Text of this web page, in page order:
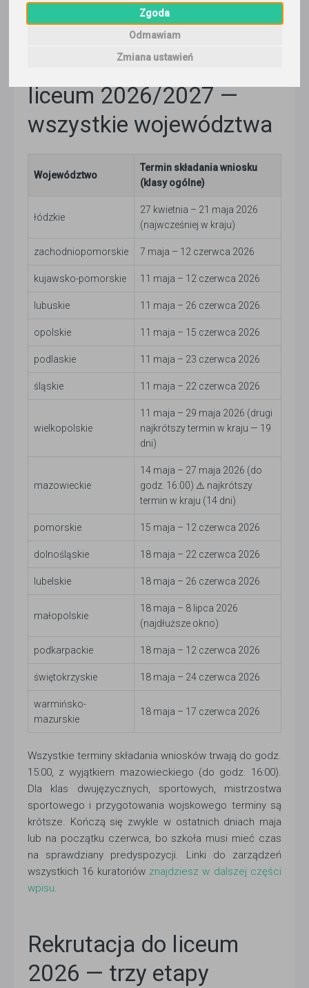
Zgoda
Odmawiam
Zmiana ustawień
tabela ze wszystkimi 16 datami.
Terminy rekrutacji do
liceum 2026/2027 —
wszystkie województwa
Województwo
Termin składania wniosku
(klasy ogólne)
łódzkie
27 kwietnia – 21 maja 2026
(najwcześniej w kraju)
zachodniopomorskie 7 maja – 12 czerwca 2026
kujawsko-pomorskie 11 maja – 12 czerwca 2026
lubuskie 11 maja – 26 czerwca 2026
opolskie 11 maja – 15 czerwca 2026
podlaskie 11 maja – 23 czerwca 2026
śląskie 11 maja – 22 czerwca 2026
wielkopolskie
11 maja – 29 maja 2026 (drugi
najkrótszy termin w kraju — 19
dni)
mazowieckie
14 maja – 27 maja 2026 (do
godz. 16:00) ⚠️ najkrótszy
termin w kraju (14 dni)
pomorskie 15 maja – 12 czerwca 2026
dolnośląskie 18 maja – 22 czerwca 2026
lubelskie 18 maja – 26 czerwca 2026
małopolskie
18 maja – 8 lipca 2026
(najdłuższe okno)
podkarpackie 18 maja – 12 czerwca 2026
świętokrzyskie 18 maja – 24 czerwca 2026
warmińsko-
mazurskie
18 maja – 17 czerwca 2026
Wszystkie terminy składania wniosków trwają do godz.
15:00, z wyjątkiem mazowieckiego (do godz. 16:00).
Dla klas dwujęzycznych, sportowych, mistrzostwa
sportowego i przygotowania wojskowego terminy są
krótsze. Kończą się zwykle w ostatnich dniach maja
lub na początku czerwca, bo szkoła musi mieć czas
na sprawdziany predyspozycji. Linki do zarządzeń
wszystkich 16 kuratoriów znajdziesz w dalszej części
wpisu
Rekrutacja do liceum
2026 — trzy etapy